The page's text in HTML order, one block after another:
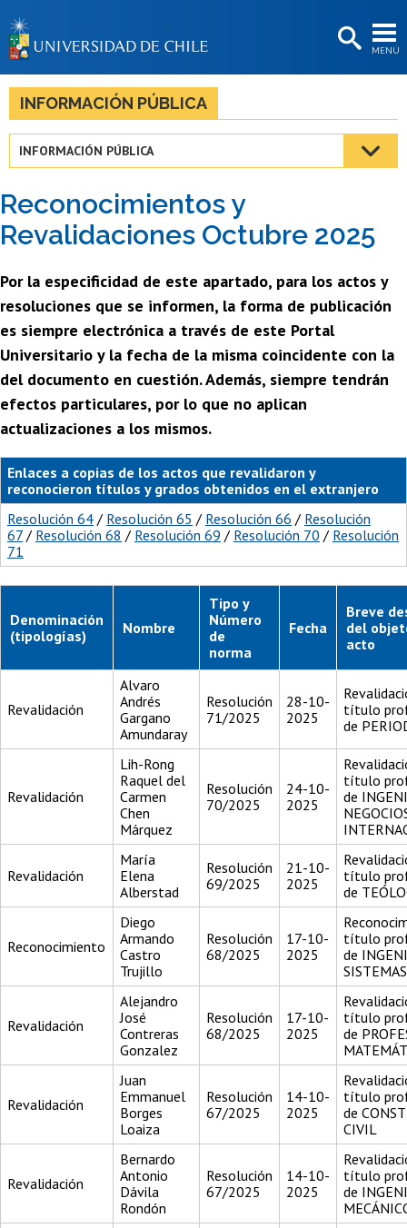
MENÚ
BIBLIOTECAS
LA UNIVERSIDAD
Estudiantes
Académicas/os
Funcionarias/os
Egresadas/os
INFORMACIÓN PÚBLICA
INFORMACIÓN PÚBLICA
Reconocimientos y
Revalidaciones Octubre 2025
Por la especificidad de este apartado, para los actos y
resoluciones que se informen, la forma de publicación
es siempre electrónica a través de este Portal
Universitario y la fecha de la misma coincidente con la
del documento en cuestión. Además, siempre tendrán
efectos particulares, por lo que no aplican
actualizaciones a los mismos.
Enlaces a copias de los actos que revalidaron y
reconocieron títulos y grados obtenidos en el extranjero
Resolución 64 / Resolución 65 / Resolución 66 / Resolución
67 / Resolución 68 / Resolución 69 / Resolución 70 / Resolución
71
Denominación
(tipologías)
Nombre
Tipo y
Número
de
norma
Fecha
Breve
del
acto
Revalidación
Alvaro
Andrés
Gargano
Amundaray
Resolución
71/2025
28-10-
2025
título
de
Revalidación
Lih-Rong
Raquel del
Carmen
Chen
Márquez
Resolución
70/2025
24-10-
2025
título
de
Revalidación
María
Elena
Alberstad
Resolución
69/2025
21-10-
2025
título
de
Reconocimiento
Diego
Armando
Castro
Trujillo
Resolución
68/2025
17-10-
2025
título
de
SISTEMAS
Revalidación
Alejandro
José
Contreras
Gonzalez
Resolución
68/2025
17-10-
2025
título
de
Revalidación
Juan
Emmanuel
Borges
Loaiza
Resolución
67/2025
14-10-
2025
título
de
CIVIL
Revalidación
Bernardo
Antonio
Dávila
Rondón
Resolución
67/2025
14-10-
2025
título
de